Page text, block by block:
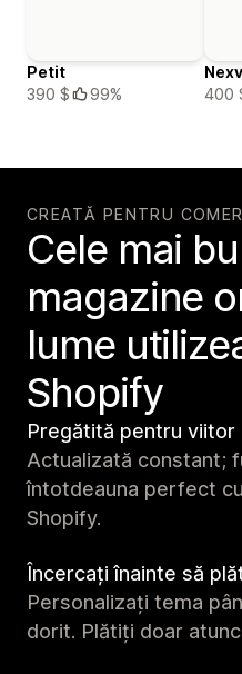
Petit
390 $
99%
400
CREATĂ PENTRU
Cele mai
magazine
lume
Shopify
Pregătită pentru viitor
Actualizată constant;
întotdeauna perfect
Shopify.
Încercați înainte să
Personalizați tema
dorit. Plătiți doar